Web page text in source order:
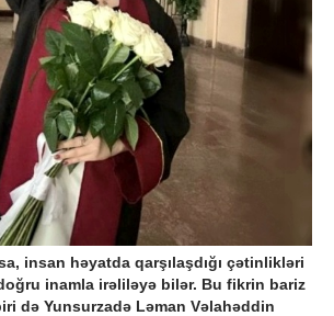
insan həyatda qarşılaşdığı çətinlikləri
inamla irəliləyə bilər. Bu fikrin bariz
də Yunsurzadə Ləman Vəlahəddin